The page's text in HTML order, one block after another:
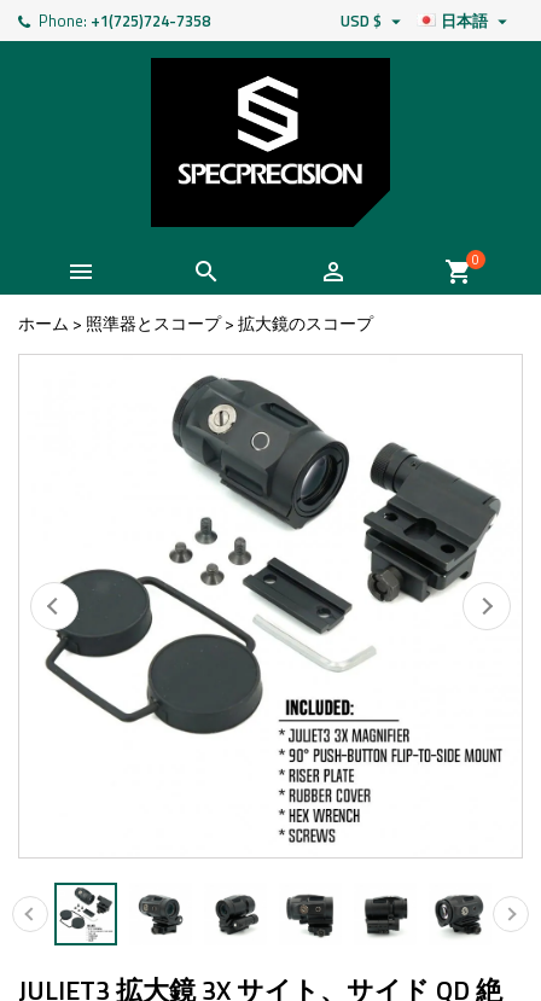
Phone: +1(725)724-7358 日本語 
USD $ 
   shopping_cart0
ホーム > 照準器とスコープ>拡大鏡のスコープ
JULIET3 拡大鏡 3X サイト、サイド QD 絶